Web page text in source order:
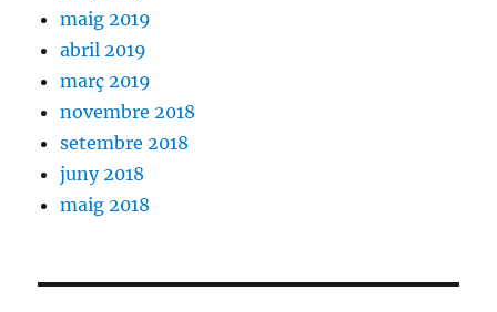
maig 2019
abril 2019
març 2019
novembre 2018
setembre 2018
juny 2018
maig 2018